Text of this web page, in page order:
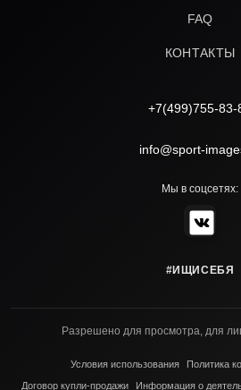
FAQ
КОНТАКТЫ
+7(499)755-83-
info@sport-
Мы в соцсетях:
#ИЩИСЕБЯ
Разрешено для просмотра, для
Условия использования
Политика
Договор купли-продажи
Информация о